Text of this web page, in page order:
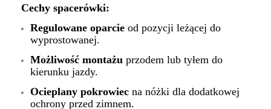
Cechy spacerówki:
Regulowane oparcie od pozycji leżącej do
wyprostowanej.
Możliwość montażu przodem lub tyłem do
kierunku jazdy.
Ocieplany pokrowiec na nóżki dla dodatkowej
ochrony przed zimnem.